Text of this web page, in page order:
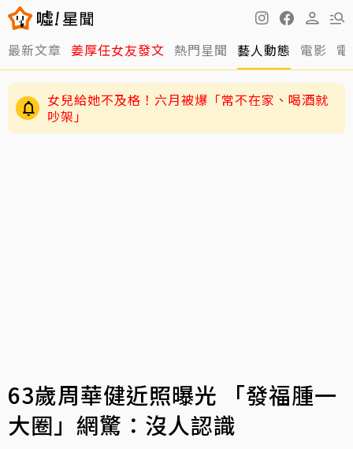
最新文章 姜厚任女友發文 熱門星聞 藝人動態 電影
女兒給她不及格！六月被爆「常不在家、喝酒就
吵架」
63歲周華健近照曝光 「發福腫一
大圈」網驚：沒人認識